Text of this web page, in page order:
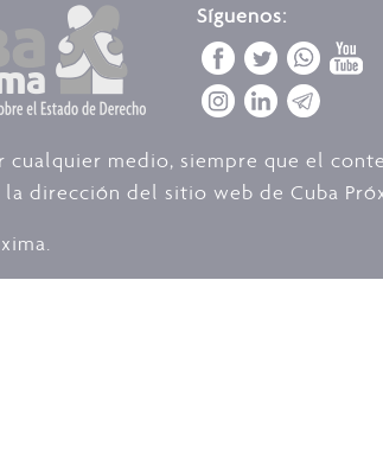
Síguenos:
medio, siempre que el
dirección del sitio web de Cuba